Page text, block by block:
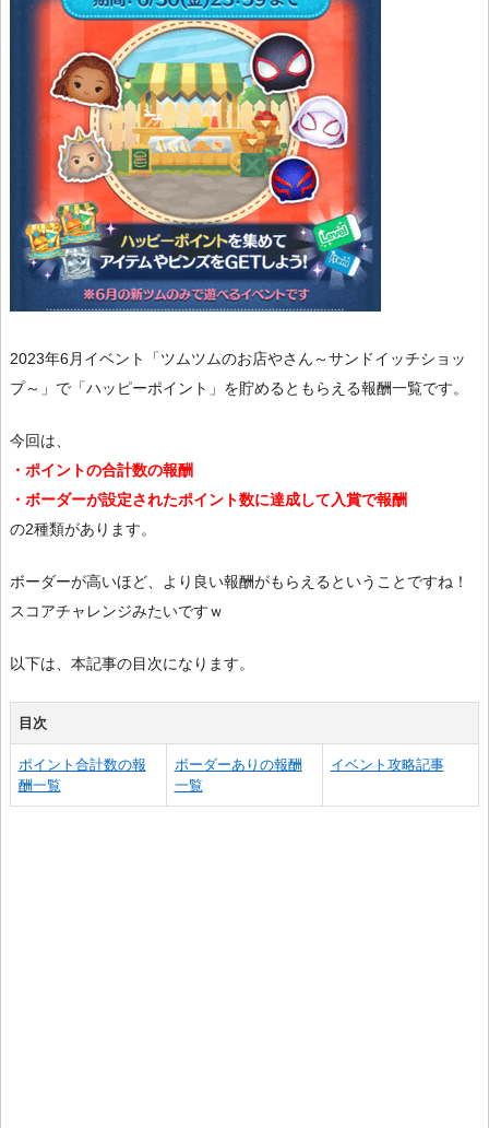
2023年6月イベント「ツムツムのお店やさん～サンドイッチショッ
プ～」で「ハッピーポイント」を貯めるともらえる報酬一覧です。
今回は、
・ポイントの合計数の報酬
・ボーダーが設定されたポイント数に達成して入賞で報酬
の2種類があります。
ボーダーが高いほど、より良い報酬がもらえるということですね！
スコアチャレンジみたいですｗ
以下は、本記事の目次になります。
目次
ポイント合計数の報
酬一覧
ボーダーありの報酬
一覧
イベント攻略記事